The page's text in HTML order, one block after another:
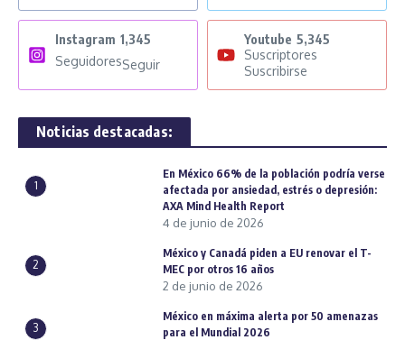
Instagram 1,345
SeguidoresSeguir
Youtube 5,345
Suscriptores
Suscribirse
Noticias destacadas:
1
En México 66% de la población podría verse
afectada por ansiedad, estrés o depresión:
AXA Mind Health Report
4 de junio de 2026
2
México y Canadá piden a EU renovar el T-
MEC por otros 16 años
2 de junio de 2026
3
México en máxima alerta por 50 amenazas
para el Mundial 2026